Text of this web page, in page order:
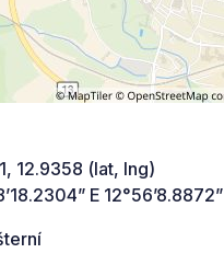
12.9358 (lat, lng)
E 12°56’8.8872”